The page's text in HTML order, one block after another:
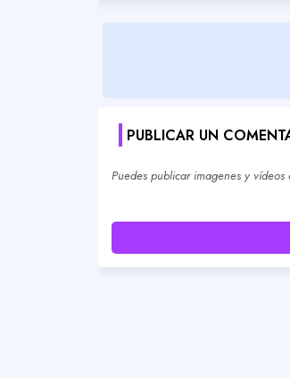
PUBLICAR UN
Puedes publicar imagenes y vídeos